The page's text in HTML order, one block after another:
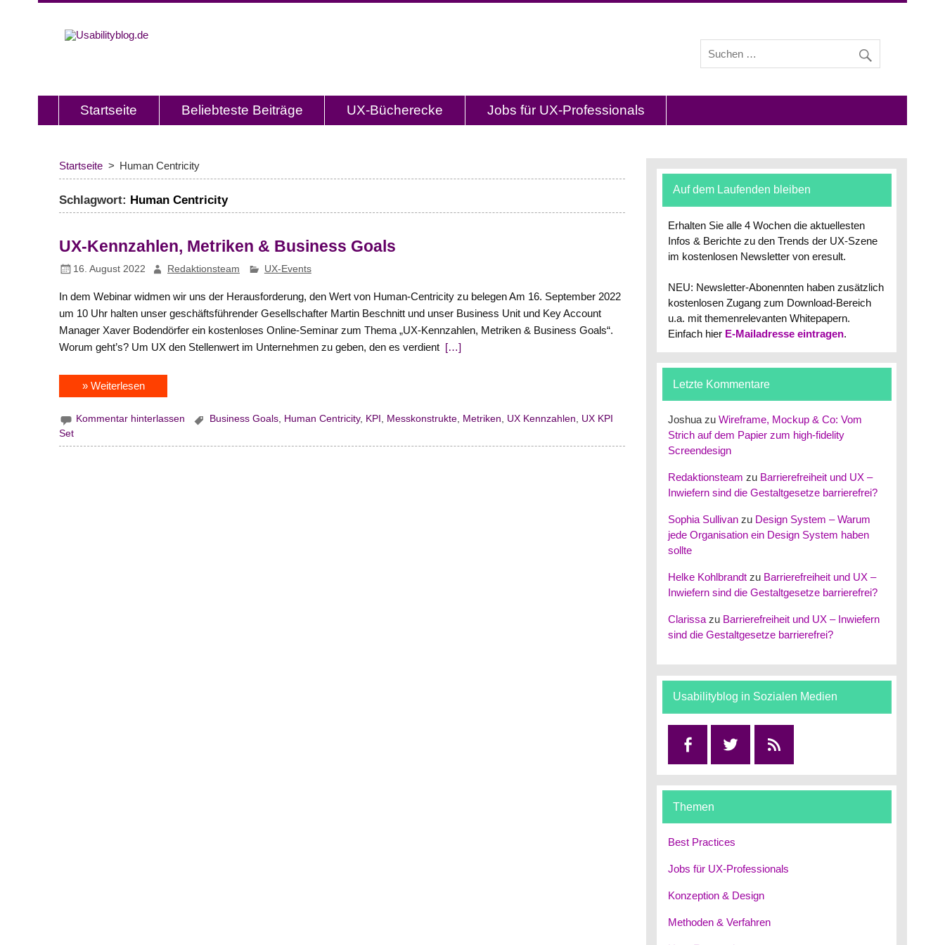
Usabilityblog ist ein Wissensportal mit Studien, Methodenbeschreibungen, Praxistipps und Interviews mit Experten zu den Themen
Startseite Beliebteste Beiträge UX-Bücherecke Jobs für UX-Professionals
Startseite Human Centricity
Schlagwort: Human Centricity
UX-Kennzahlen, Metriken & Business Goals
16. August 2022 Redaktionsteam UX-Events
In dem Webinar widmen wir uns der Herausforderung, den Wert von Human-Centricity zu belegen Am 16. September 2022
um 10 Uhr halten unser geschäftsführender Gesellschafter Martin Beschnitt und unser Business Unit und Key Account
Manager Xaver Bodendörfer ein kostenloses Online-Seminar zum Thema „UX-Kennzahlen, Metriken & Business Goals“.
Worum geht’s? Um UX den Stellenwert im Unternehmen zu geben, den es verdient […]
» Weiterlesen
Kommentar hinterlassen Business Goals, Human Centricity, KPI , Messkonstrukte, Metriken, UX Kennzahlen, UX KPI
Set
Auf dem Laufenden bleiben
Erhalten Sie alle 4 Wochen die aktuellesten
Infos & Berichte zu den Trends der UX-Szene
im kostenlosen Newsletter von eresult.
NEU: Newsletter-Abonennten haben zusätzlich
kostenlosen Zugang zum Download-Bereich
u.a. mit themenrelevanten Whitepapern.
Einfach hier E-Mailadresse eintragen.
Letzte Kommentare
Joshuazu Wireframe, Mockup & Co: Vom
Strich auf dem Papier zum high-fidelity
Screendesign
Redaktionsteam zu Barrierefreiheit und UX –
Inwiefern sind die Gestaltgesetze barrierefrei?
Sophia Sullivanzu Design System – Warum
jede Organisation ein Design System haben
sollte
Helke Kohlbrandtzu Barrierefreiheit und UX –
Inwiefern sind die Gestaltgesetze barrierefrei?
Clarissazu Barrierefreiheit und UX – Inwiefern
sind die Gestaltgesetze barrierefrei?
Usabilityblog in Sozialen Medien
Themen
Best Practices
Jobs für UX-Professionals
Konzeption & Design
Methoden & Verfahren